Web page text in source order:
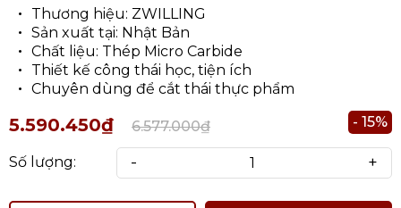
Thương hiệu: ZWILLING
Sản xuất tại: Nhật Bản
Chất liệu: Thép Micro Carbide
Thiết kế công thái học, tiện ích
Chuyên dùng để cắt thái thực phẩm
5.590.450₫ 6.577.000₫ - 15%
Số lượng: - +